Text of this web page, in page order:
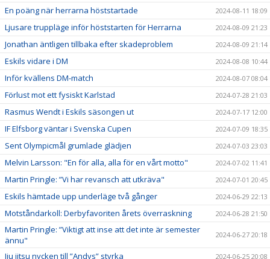
En poäng när herrarna höststartade 2024-08-11 18:09
Ljusare truppläge inför höststarten för Herrarna 2024-08-09 21:23
Jonathan äntligen tillbaka efter skadeproblem 2024-08-09 21:14
Eskils vidare i DM 2024-08-08 10:44
Inför kvällens DM-match 2024-08-07 08:04
Förlust mot ett fysiskt Karlstad 2024-07-28 21:03
Rasmus Wendt i Eskils säsongen ut 2024-07-17 12:00
IF Elfsborg väntar i Svenska Cupen 2024-07-09 18:35
Sent Olympicmål grumlade glädjen 2024-07-03 23:03
Melvin Larsson: "En för alla, alla för en vårt motto" 2024-07-02 11:41
Martin Pringle: ”Vi har revansch att utkräva" 2024-07-01 20:45
Eskils hämtade upp underläge två gånger 2024-06-29 22:13
Motståndarkoll: Derbyfavoriten årets överraskning 2024-06-28 21:50
Martin Pringle: ”Viktigt att inse att det inte är semester
ännu"
2024-06-27 20:18
Jiu jitsu nycken till ”Andys” styrka 2024-06-25 20:08